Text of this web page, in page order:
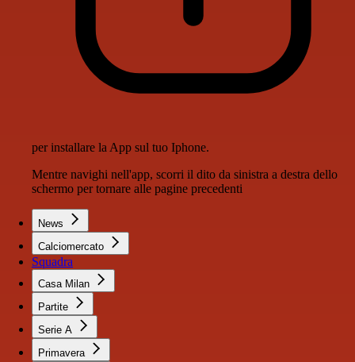
per installare la App sul tuo Iphone.
Mentre navighi nell'app, scorri il dito da sinistra a destra dello
schermo per tornare alle pagine precedenti
News
Calciomercato
Squadra
Casa Milan
Partite
Serie A
Primavera